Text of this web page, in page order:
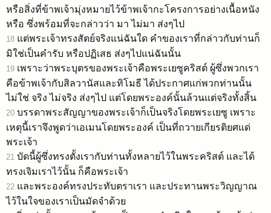
หรือสิ่งที่ข้าพเจ้ามุ่งหมายไว้ข้าพเจ้ากะโครงการอย่างเนื้อหนัง
หรือ ซึ่งพร้อมที่จะกล่าวว่า มา ไม่มา ส่งๆไป
18 แต่พระเจ้าทรงสัตย์จริงแน่ฉันใด คำของเราที่กล่าวกับท่านก็
มิใช่เป็นคำรับ หรือปฏิเสธ ส่งๆไปแน่ฉันนั้น
19 เพราะว่าพระบุตรของพระเจ้าคือพระเยซูคริสต์ ผู้ซึ่งพวกเรา
คือข้าพเจ้ากับสิลวานัสและทิโมธี ได้ประกาศแก่พวกท่านนั้น
ไม่ใช่ จริง ไม่จริง ส่งๆไป แต่โดยพระองค์นั้นล้วนแต่จริงทั้งสิ้น
20 บรรดาพระสัญญาของพระเจ้าก็เป็นจริงโดยพระเยซู เพราะ
เหตุนี้เราจึงพูดว่าเอเมนโดยพระองค์ เป็นที่ถวายเกียรติยศแด่
พระเจ้า
21 บัดนี้ผู้ซึ่งทรงตั้งเรากับท่านทั้งหลายไว้ในพระคริสต์ และได้
ทรงเจิมเราไว้นั้น ก็คือพระเจ้า
22 และพระองค์ทรงประทับตราเรา และประทานพระวิญญาณ
ไว้ในใจของเราเป็นมัดจำด้วย